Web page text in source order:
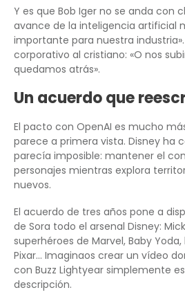
Y es que Bob Iger no se anda con
avance de la inteligencia artificial
importante para nuestra
corporativo al cristiano: «O nos
quedamos atrás».
Un acuerdo que
El pacto con OpenAI es mucho
parece a primera vista. Disney ha
parecía imposible: mantener el
personajes mientras explora
nuevos.
El acuerdo de tres años pone a
de Sora todo el arsenal Disney:
superhéroes de Marvel, Baby
Pixar… Imaginaos crear un vídeo
con Buzz Lightyear simplemente
descripción.